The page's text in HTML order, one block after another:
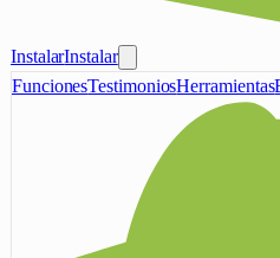
InstalarInstalar
FuncionesTestimoniosHerramientas